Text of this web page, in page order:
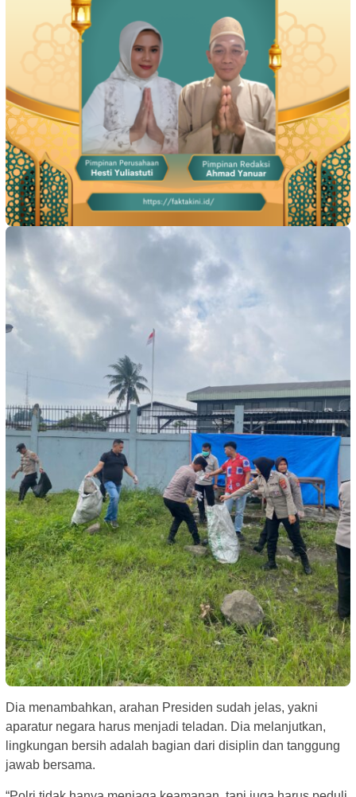
Dia menambahkan, arahan Presiden sudah jelas, yakni
aparatur negara harus menjadi teladan. Dia melanjutkan,
lingkungan bersih adalah bagian dari disiplin dan tanggung
jawab bersama.